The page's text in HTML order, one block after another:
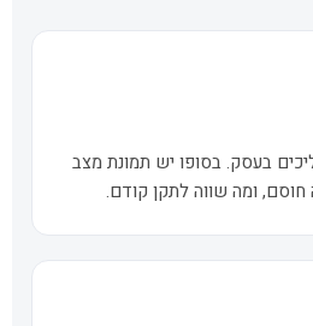
בעסק. בסופו יש תמונת מצב
ומה שווה לתקן קודם.